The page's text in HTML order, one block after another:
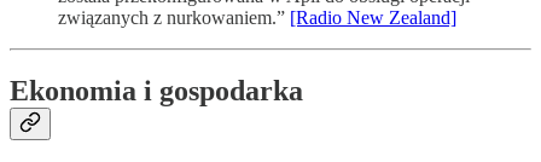
związanych z nurkowaniem.” [Radio New Zealand]
Ekonomia i gospodarka